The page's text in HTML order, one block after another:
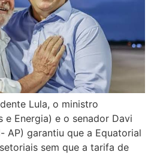
Lula, o ministro
e Energia) e o senador Davi
AP) garantiu que a Equatorial
sem que a tarifa de